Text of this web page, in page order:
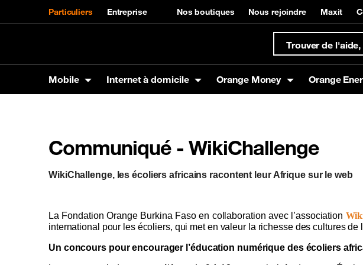
Particuliers Entreprise Nos boutiques Nous rejoindre Maxit
Mobile
Produits
Tablettes
Marques
Orange
Itel
Précommande SIM en ligne Assistance mobile
Internet à domicile
La Fibre Orange Panga Box
Orange Money
Carte VISA Tarifs
Orange
Offres Orange Energies
SVA Max it
Mobile Internet à domicile
Communiqué - WikiChallenge
WikiChallenge, les écoliers africains racontent leur Afrique sur le web
La Fondation Orange Burkina Faso en collaboration avec l’association
international pour les écoliers, qui met en valeur la richesse des cultures de
Un concours pour encourager l’éducation numérique des écoliers